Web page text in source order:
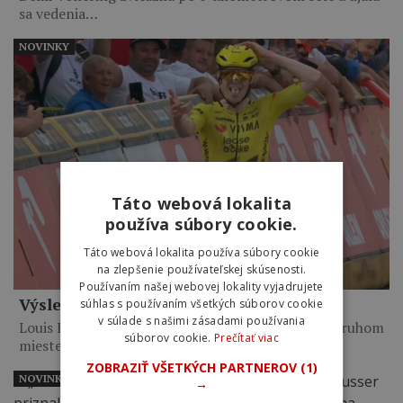
sa vedenia…
Výsledky 6. etapy Okolo Poľska 2026
Louis Barré vyhral po 14-kilometrovom sóle. Na druhom
mieste skončil…
NOVINKY
NOVINKY
Táto webová lokalita
používa súbory cookie.
Táto webová lokalita používa súbory cookie
na zlepšenie používateľskej skúsenosti.
Používaním našej webovej lokality vyjadrujete
súhlas s používaním všetkých súborov cookie
v súlade s našimi zásadami používania
súborov cookie. Prečítať viac
ZOBRAZIŤ VŠETKÝCH PARTNEROV (1)
→